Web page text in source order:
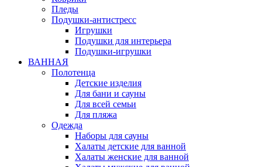
Пледы
Подушки-антистресс
Игрушки
Подушки для интерьера
Подушки-игрушки
ВАННАЯ
Полотенца
Детские изделия
Для бани и сауны
Для всей семьи
Для пляжа
Одежда
Наборы для сауны
Халаты детские для ванной
Халаты женские для ванной